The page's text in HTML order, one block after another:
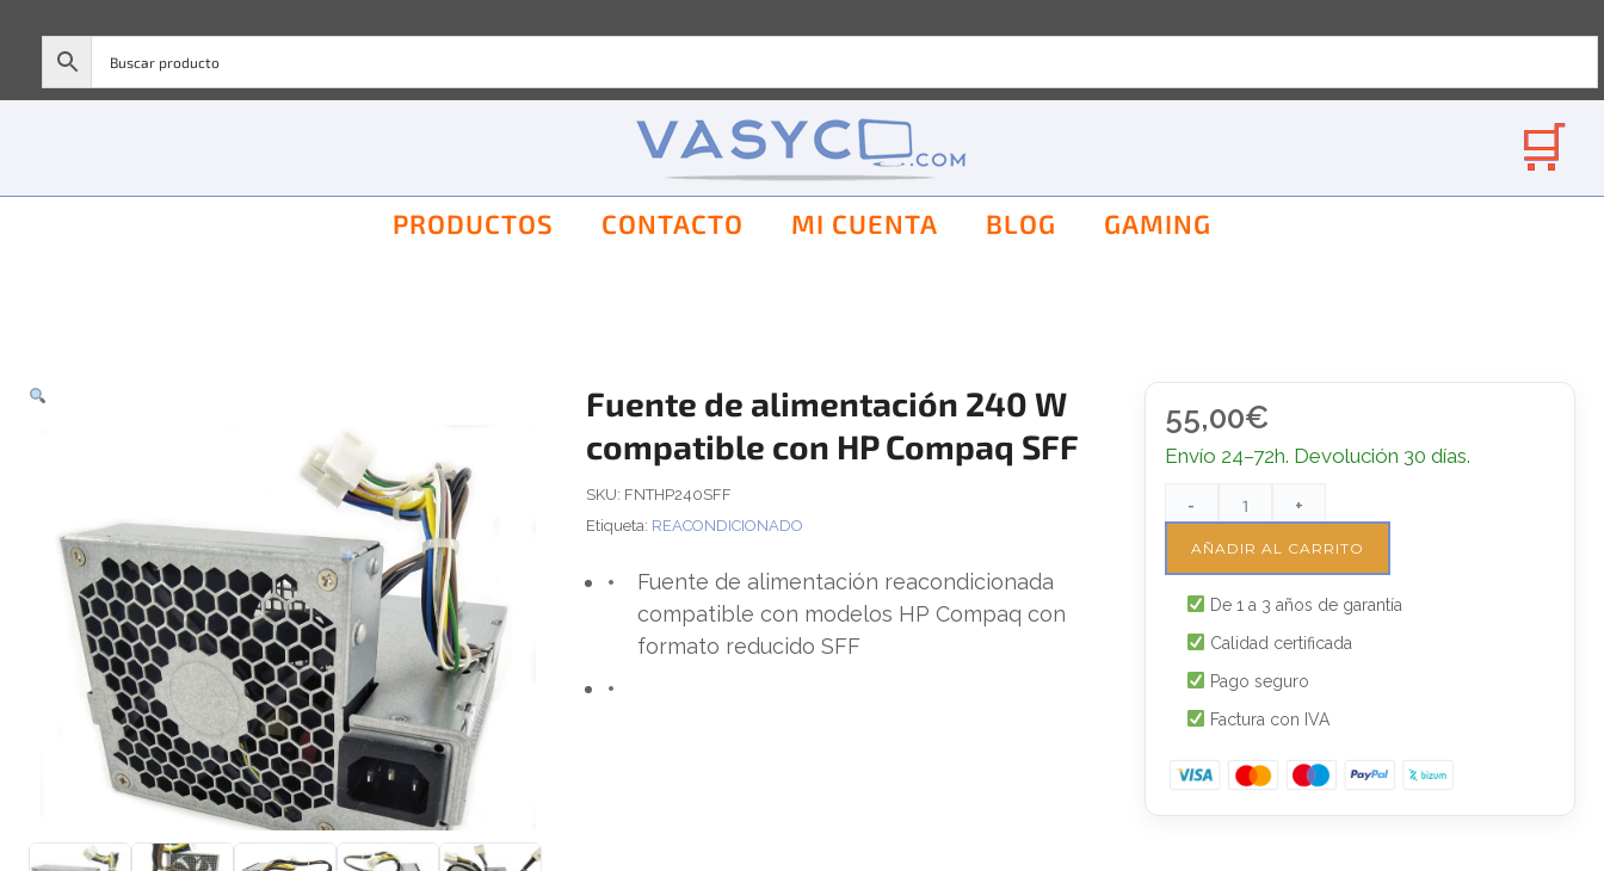
PRODUCTOS CONTACTO MI CUENTA BLOG GAMING
Fuente de alimentación 240 W
compatible con HP Compaq SFF
SKU: FNTHP240SFF
Etiqueta: REACONDICIONADO
Fuente de alimentación reacondicionada
compatible con modelos HP Compaq con
formato reducido SFF
55,00€
Envío 24–72h. Devolución 30 días.
- +
AÑADIR AL CARRITO
De 1 a 3 años de garantía
Calidad certificada
Pago seguro
Factura con IVA